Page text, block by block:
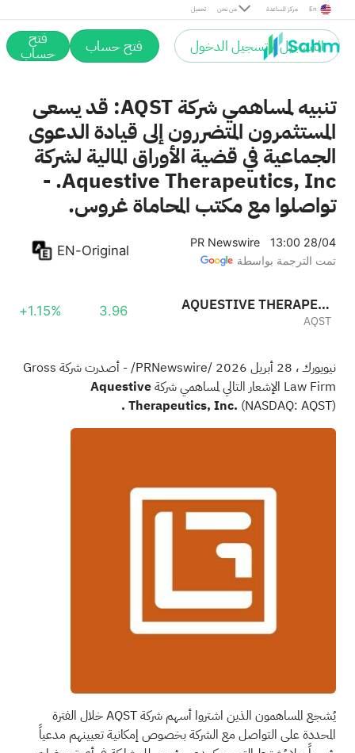
تحميل من نحن مركز المساعدة En
التسجيل / تسجيل الدخول فتح حساب فتح
حساب
تنبيه لمساهمي شركة AQST: قد يسعى
المستثمرون المتضررون إلى قيادة الدعوى
الجماعية في قضية الأوراق المالية لشركة
Aquestive Therapeutics, Inc. -
تواصلوا مع مكتب المحاماة غروس.
PR Newswire
13:00 28/04
تمت الترجمة بواسطة
EN-Original
AQUESTIVE THERAPEUTICS, INC.
AQST
3.96
+1.15%
نيويورك، 28 أبريل 2026
/PRNewswire/ - أصدرت شركة Gross
Law Firm الإشعار التالي لمساهمي شركة
Aquestive
Therapeutics, Inc. (NASDAQ: AQST)
.
يُشجع المساهمون الذين اشتروا أسهم شركة AQST خلال الفترة
المحددة على التواصل مع الشركة بخصوص إمكانية تعيينهم مدعياً